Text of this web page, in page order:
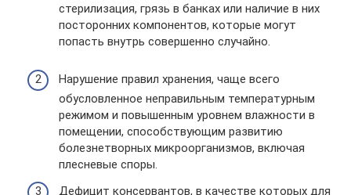
стерилизация, грязь в банках или наличие в них
посторонних компонентов, которые могут
попасть внутрь совершенно случайно.
Нарушение правил хранения, чаще всего
обусловленное неправильным температурным
режимом и повышенным уровнем влажности в
помещении, способствующим развитию
болезнетворных микроорганизмов, включая
плесневые споры.
Дефицит консервантов, в качестве которых для